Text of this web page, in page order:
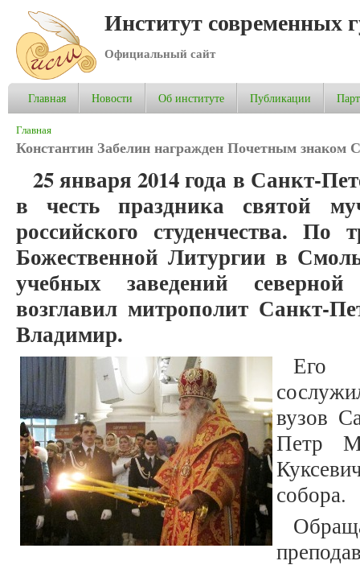
Институт современных
Официальный сайт
Главная Новости Об институте Публикации
Вы здесь
Главная
Константин Забелин награжден Почетным знаком
25 января 2014 года в Санкт-
в честь праздника святой
российского студенчества.
Божественной Литургии в
учебных заведений
возглавил митрополит Санкт-
Владимир.
Его
вузов
Петр
собора.